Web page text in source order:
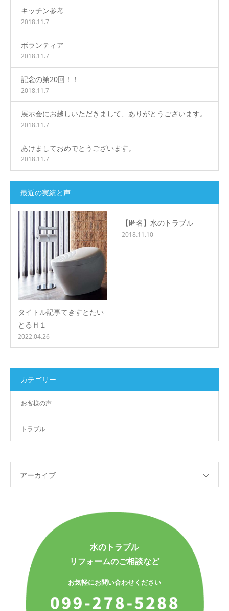
キッチン参考
2018.11.7
ボランティア
2018.11.7
記念の第20回！！
2018.11.7
展示会にお越しいただきまして、ありがとうございます。
2018.11.7
あけましておめでとうございます。
2018.11.7
最近の実績と声
タイトル記事てきすとたい
とるＨ１
2022.04.26
【匿名】水のトラブル
2018.11.10
カテゴリー
お客様の声
トラブル
アーカイブ
水のトラブル
リフォームのご相談など
お気軽にお問い合わせください